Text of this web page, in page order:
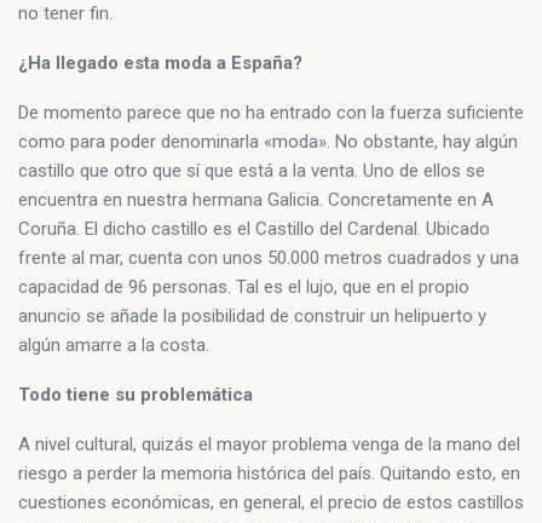
no tener fin.
¿Ha llegado esta moda a España?
De momento parece que no ha entrado con la fuerza suficiente
como para poder denominarla «moda». No obstante, hay algún
castillo que otro que sí que está a la venta. Uno de ellos se
encuentra en nuestra hermana Galicia. Concretamente en A
Coruña. El dicho castillo es el Castillo del Cardenal. Ubicado
frente al mar, cuenta con unos 50.000 metros cuadrados y una
capacidad de 96 personas. Tal es el lujo, que en el propio
anuncio se añade la posibilidad de construir un helipuerto y
algún amarre a la costa.
Todo tiene su problemática
A nivel cultural, quizás el mayor problema venga de la mano del
riesgo a perder la memoria histórica del país. Quitando esto, en
cuestiones económicas, en general, el precio de estos castillos